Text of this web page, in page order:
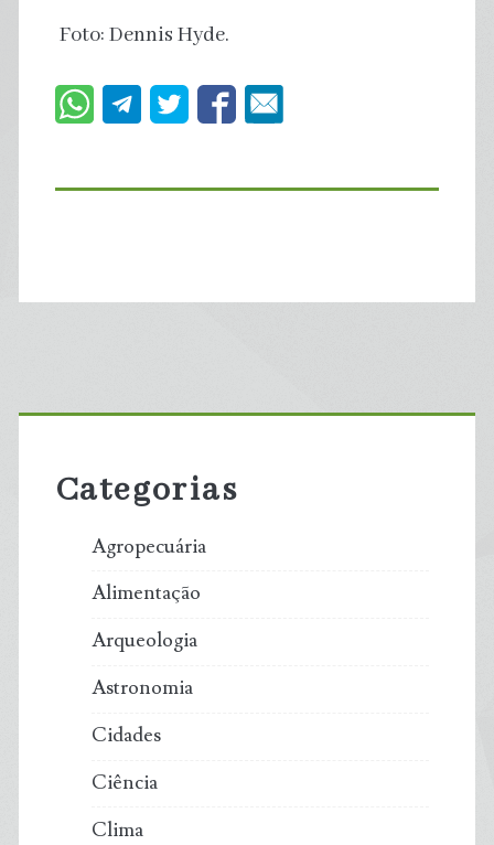
Foto: Dennis Hyde.
Primary
Sidebar
Categorias
Agropecuária
Alimentação
Arqueologia
Astronomia
Cidades
Ciência
Clima